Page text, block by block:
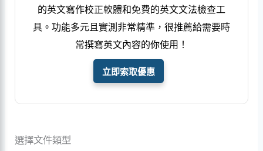
的英文寫作校正軟體和免費的英文文法檢查工
具。功能多元且實測非常精準，很推薦給需要時
常撰寫英文內容的你使用！
立即索取優惠
選擇文件類型